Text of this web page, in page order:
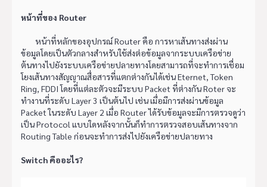
หน้าที่ของ Router
หน้าที่หลักของอุปกรณ์ Router คือ การหาเส้นทางส่งผ่าน
ข้อมูลโดยเป็นตัวกลางสำหรับใช้ส่งต่อข้อมูลจากระบบเครือข่าย
ต้นทางไปยังระบบเครือข่ายปลายทางโดยสามารถที่จะทำการเชื่อม
โยงเส้นทางสัญญาณสื่อสารที่แตกต่างกันได้เช่น Eternet, Token
Ring, FDDI โดยที่แต่ละตัวจะมีระบบ Packet ที่ต่างกัน Roter จะ
ทำงานที่ระดับ Layer 3 เป็นต้นไป เช่น เมื่อมีการส่งผ่านข้อมูล
Packet ในระดับ Layer 2 เมื่อ Router ได้รับข้อมูลจะมีการตรวจดูว่า
เป็น Protocol แบบใดหลังจากนั้นก็ทำการตรวจสอบเส้นทางจาก
Routing Table ก่อนจะทำการส่งไปยังเครือข่ายปลายทาง
Switch คืออะไร?